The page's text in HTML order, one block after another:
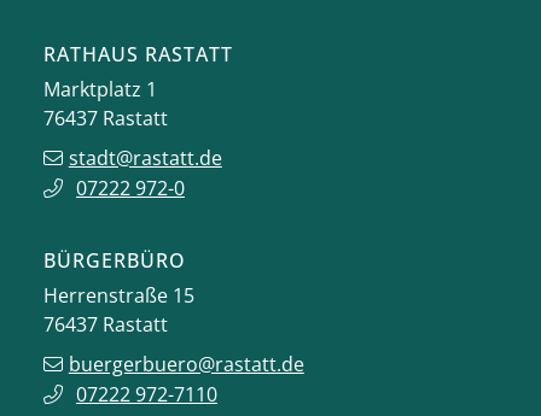
RATHAUS RASTATT
Marktplatz 1
76437 Rastatt
stadt@rastatt.de
07222 972-0
BÜRGERBÜRO
Herrenstraße 15
76437 Rastatt
buergerbuero@rastatt.de
07222 972-7110